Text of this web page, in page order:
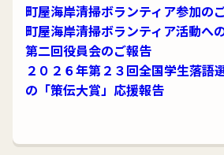
町屋海岸清掃ボランティア参加の
町屋海岸清掃ボランティア活動へ
第二回役員会のご報告
２０２６年第２３回全国学生落語
の「策伝大賞」応援報告